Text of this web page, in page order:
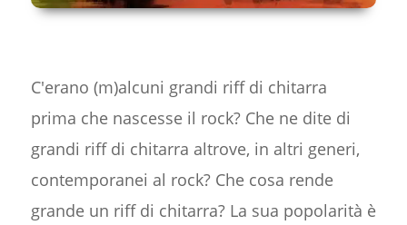
C'erano (m)alcuni grandi riff di chitarra
prima che nascesse il rock? Che ne dite di
grandi riff di chitarra altrove, in altri generi,
contemporanei al rock? Che cosa rende
grande un riff di chitarra? La sua popolarità è